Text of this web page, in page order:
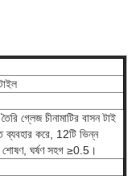
গ্লেজ চীনামাটির বাসন টাই
করে, 12টি ভিন্ন
শোষণ, ঘর্ষণ সহগ ≥0.5।